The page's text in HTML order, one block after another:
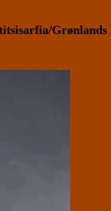
Grønlands